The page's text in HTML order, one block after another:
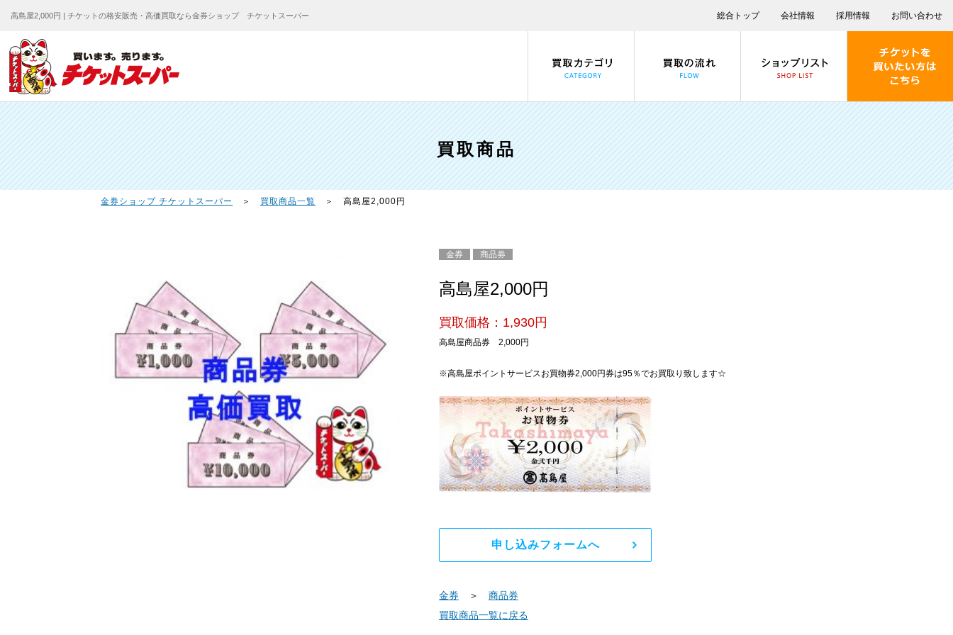
高島屋2,000円 | チケットの格安販売・高価買取なら金券ショップ チケットスーパー 総合トップ 会社情報 採用情報 お問い合わせ
買取商品
金券ショップ チケットスーパー ＞ 買取商品一覧 ＞ 高島屋2,000円
金券 商品券
高島屋2,000円
買取価格：1,930円
高島屋商品券 2,000円
※高島屋ポイントサービスお買物券2,000円券は95％でお買取り致します☆
申し込みフォームへ
金券 ＞ 商品券
買取商品一覧に戻る